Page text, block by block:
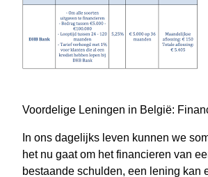
Voordelige Leningen in België:
In ons dagelijks leven kunnen we
het nu gaat om het financieren van
bestaande schulden, een lening